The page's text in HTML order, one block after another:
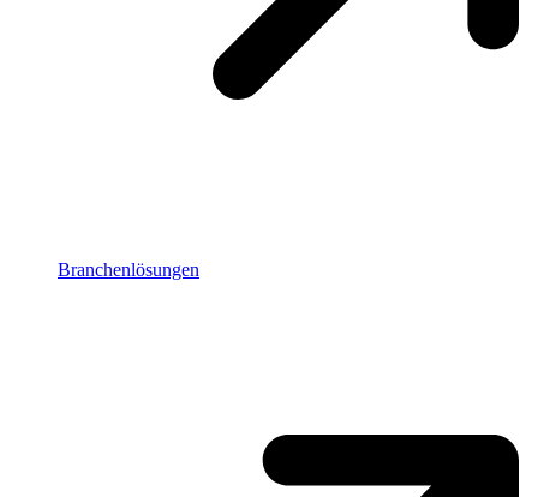
Branchenlösungen